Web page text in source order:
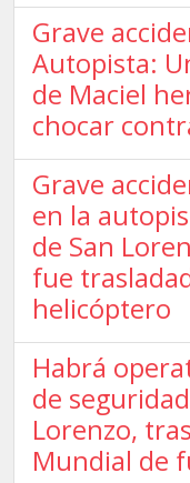
Grave
Autopista:
de Maciel
chocar
Grave
en la
de San
fue
helicóptero
Habrá
de
Lorenzo,
Mundial de